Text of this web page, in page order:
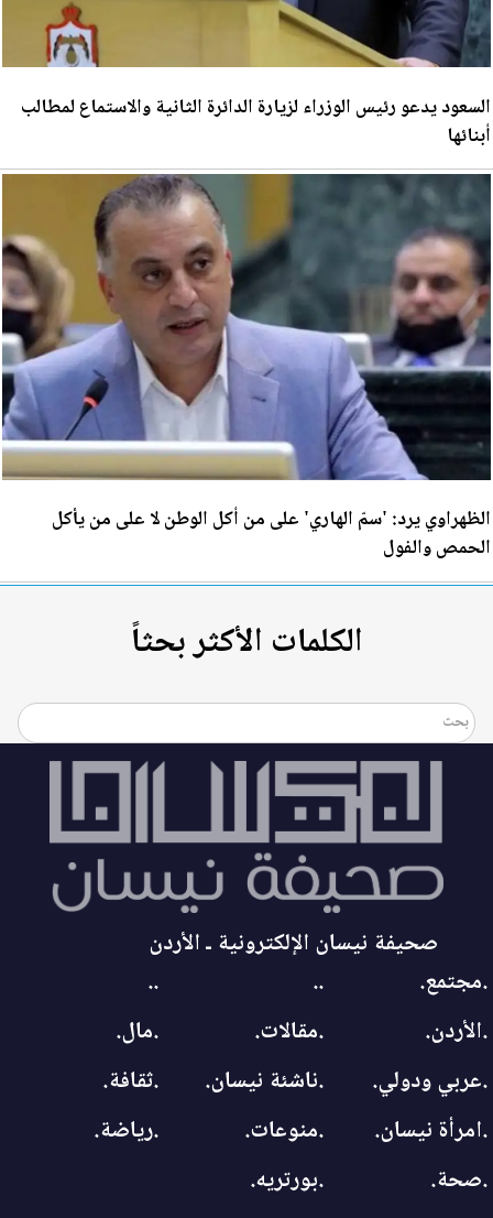
السعود يدعو رئيس الوزراء لزيارة الدائرة الثانية والاستماع لمطالب
أبنائها
الظهراوي يرد: 'سمّ الهاري' على من أكل الوطن لا على من يأكل
الحمص والفول
الكلمات الأكثر بحثاً
صحيفة نيسان الإلكترونية ـ الأردن
.مجتمع.
..
..
.الأردن.
.مقالات.
.مال.
.عربي ودولي.
.ناشئة نيسان.
.ثقافة.
.امرأة نيسان.
.منوعات.
.رياضة.
.صحة.
.بورتريه.